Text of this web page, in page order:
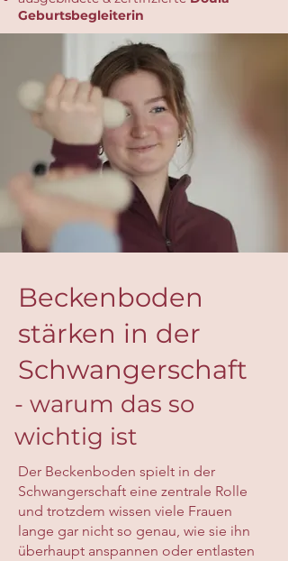
Geburtsbegleiterin
Beckenboden
stärken in der
Schwangerschaft
- warum das so
wichtig ist
Der Beckenboden spielt in der
Schwangerschaft eine zentrale Rolle
und trotzdem wissen viele Frauen
lange gar nicht so genau, wie sie ihn
überhaupt anspannen oder entlasten